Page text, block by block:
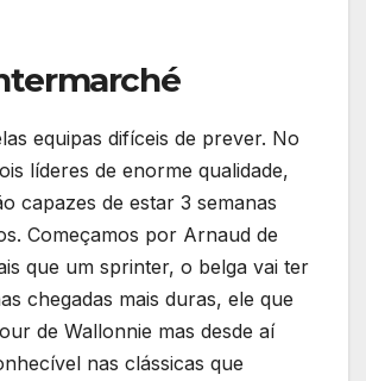
equipas difíceis de prever. No
líderes de enorme qualidade,
capazes de estar 3 semanas
Começamos por Arnaud de
que um sprinter, o belga vai ter
chegadas mais duras, ele que
de Wallonnie mas desde aí
nas clássicas que